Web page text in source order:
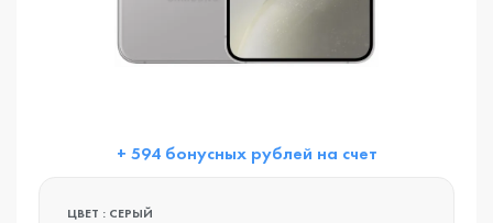
+ 594 бонусных рублей на счет
ЦВЕТ : СЕРЫЙ